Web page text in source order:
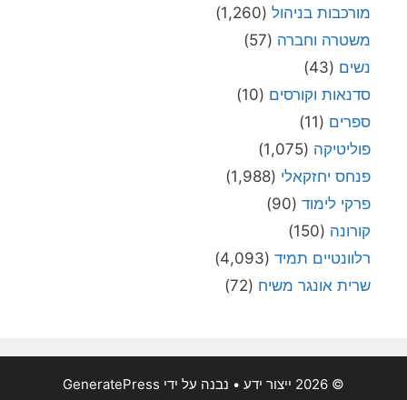
מורכבות בניהול (1,260)
משטרה וחברה (57)
נשים (43)
סדנאות וקורסים (10)
ספרים (11)
פוליטיקה (1,075)
פנחס יחזקאלי (1,988)
פרקי לימוד (90)
קורונה (150)
רלוונטיים תמיד (4,093)
שרית אונגר משיח (72)
© 2026 ייצור ידע • נבנה על ידי GeneratePress